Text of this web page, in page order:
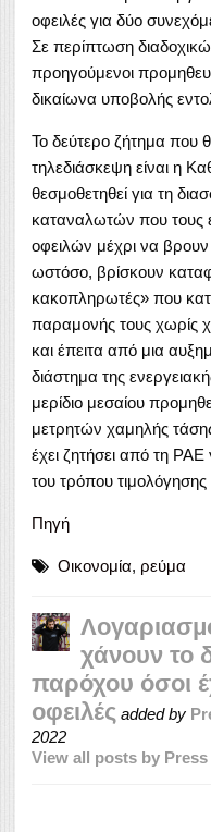
οφειλές για δύο
Σε περίπτωση
προηγούμενοι
δικαίωνα υποβολής
Το δεύτερο ζήτημα που
τηλεδιάσκεψη είναι η
θεσμοθετηθεί για τη
καταναλωτών που τους
οφειλών μέχρι να
ωστόσο, βρίσκουν
κακοπληρωτές» που
παραμονής τους χωρίς
και έπειτα από μια
διάστημα της
μερίδιο μεσαίου
μετρητών χαμηλής
έχει ζητήσει από τη
του τρόπου
Πηγή
Οικονομία, ρεύμα
χάνουν το
παρόχου όσοι
οφειλές added by
2022
View all posts by